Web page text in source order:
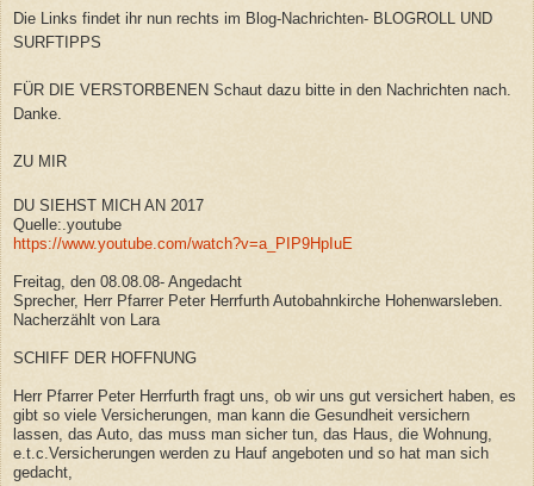
Die Links findet ihr nun rechts im Blog-Nachrichten- BLOGROLL UND
SURFTIPPS
FÜR DIE VERSTORBENEN Schaut dazu bitte in den Nachrichten nach.
Danke.
ZU MIR
DU SIEHST MICH AN 2017
Quelle:.youtube
https://www.youtube.com/watch?v=a_PIP9HpIuE
Freitag, den 08.08.08- Angedacht
Sprecher, Herr Pfarrer Peter Herrfurth Autobahnkirche Hohenwarsleben.
Nacherzählt von Lara
SCHIFF DER HOFFNUNG
Herr Pfarrer Peter Herrfurth fragt uns, ob wir uns gut versichert haben, es
gibt so viele Versicherungen, man kann die Gesundheit versichern
lassen, das Auto, das muss man sicher tun, das Haus, die Wohnung,
e.t.c.Versicherungen werden zu Hauf angeboten und so hat man sich
gedacht,